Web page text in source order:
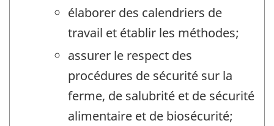
élaborer des calendriers de
travail et établir les méthodes;
assurer le respect des
procédures de sécurité sur la
ferme, de salubrité et de sécurité
alimentaire et de biosécurité;